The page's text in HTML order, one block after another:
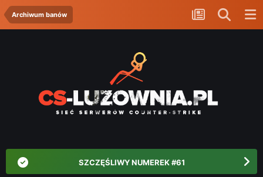
Archiwum banów
SZCZĘŚLIWY NUMEREK #61